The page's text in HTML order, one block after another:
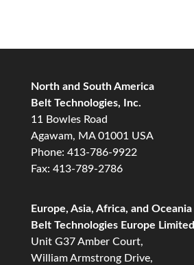
North and South America
Belt Technologies, Inc.
11 Bowles Road
Agawam, MA 01001 USA
Phone: 413-786-9922
Fax: 413-789-2786
Europe, Asia, Africa, and Oceania
Belt Technologies Europe Limited
Unit G37 Amber Court,
William Armstrong Drive,